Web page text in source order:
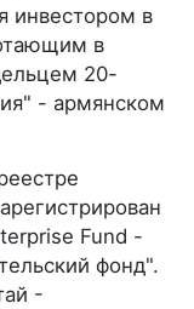
инвестором в
в
20-
- армянском
Fund -
фонд".
-